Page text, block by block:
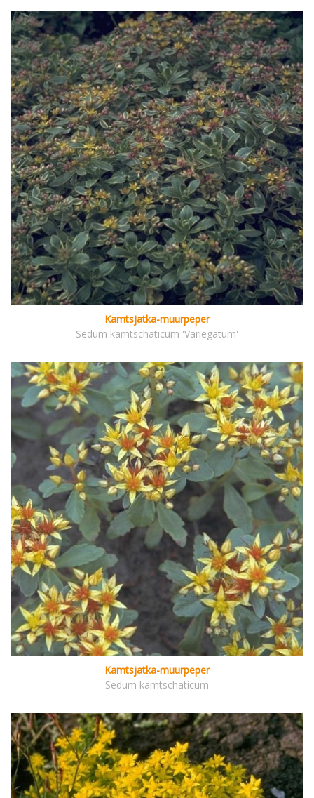
Kamtsjatka-muurpeper
Sedum kamtschaticum 'Variegatum'
Kamtsjatka-muurpeper
Sedum kamtschaticum